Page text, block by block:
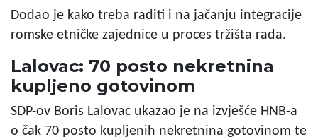
Dodao je kako treba raditi i na jačanju integracije
romske etničke zajednice u proces tržišta rada.
Lalovac: 70 posto nekretnina
kupljeno gotovinom
SDP-ov Boris Lalovac ukazao je na izvješće HNB-a
o čak 70 posto kupljenih nekretnina gotovinom te